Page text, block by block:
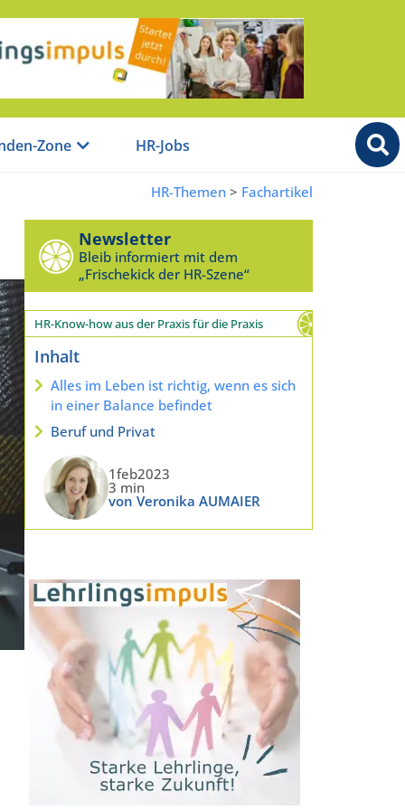
Zone HR-Jobs
HR-Themen > Fachartikel
Newsletter
Bleib informiert mit dem
„Frischekick der HR-Szene“
HR-Know-how aus der Praxis für die Praxis
Inhalt
Alles im Leben ist richtig, wenn es sich
in einer Balance befindet
Beruf und Privat
1feb2023
3 min
von Veronika AUMAIER